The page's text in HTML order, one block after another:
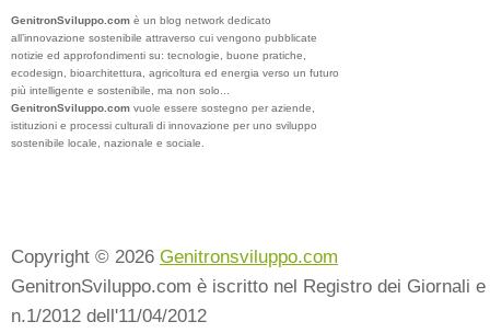
GenitronSviluppo.com è un blog network dedicato
all’innovazione sostenibile attraverso cui vengono pubblicate
notizie ed approfondimenti su: tecnologie, buone pratiche,
ecodesign, bioarchitettura, agricoltura ed energia verso un futuro
più intelligente e sostenibile, ma non solo...
GenitronSviluppo.com vuole essere sostegno per aziende,
istituzioni e processi culturali di innovazione per uno sviluppo
sostenibile locale, nazionale e sociale.
Copyright © 2026 Genitronsviluppo.com
GenitronSviluppo.com è iscritto nel Registro dei Giornali
n.1/2012 dell'11/04/2012